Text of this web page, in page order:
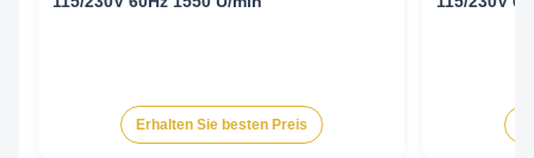
Erhalten Sie besten Preis